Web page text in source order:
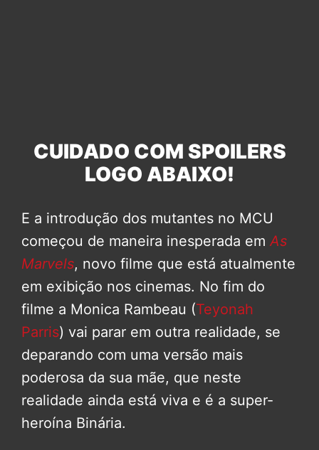
CUIDADO COM SPOILERS
LOGO ABAIXO!
E a introdução dos mutantes no MCU
começou de maneira inesperada em As
Marvels, novo filme que está atualmente
em exibição nos cinemas. No fim do
filme a Monica Rambeau (Teyonah
Parris) vai parar em outra realidade, se
deparando com uma versão mais
poderosa da sua mãe, que neste
realidade ainda está viva e é a super-
heroína Binária.